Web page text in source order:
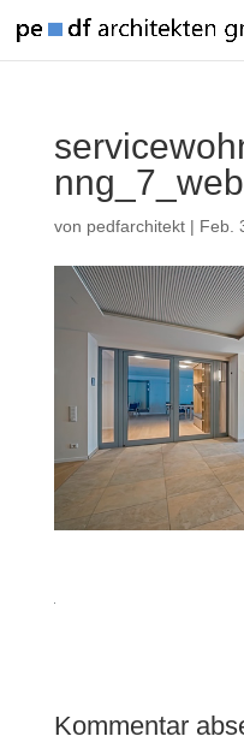
nng_7_web
von pedfarchitekt| Feb.
Kommentar